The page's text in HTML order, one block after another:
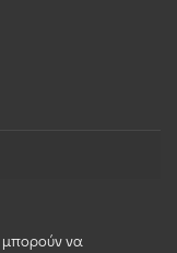
μπορούν να